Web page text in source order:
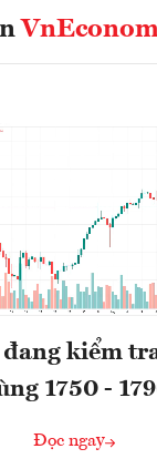
kiểm
1750 -
Đọc ngay